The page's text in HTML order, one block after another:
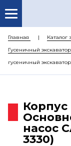
Главная Каталог
Гусеничный экскаватор
гусеничный экскаватор
Корпус
насос
3330)